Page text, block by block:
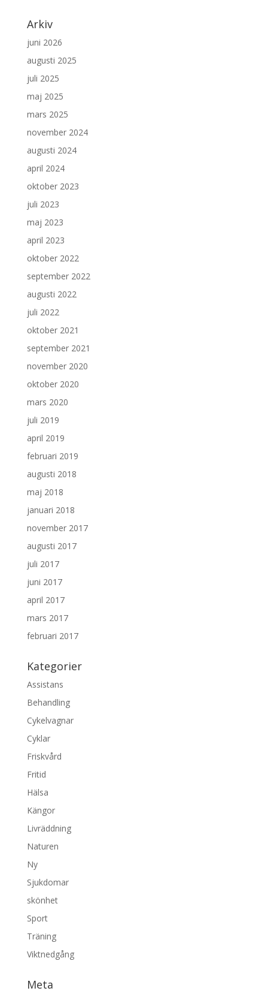
Arkiv
juni 2026
augusti 2025
juli 2025
maj 2025
mars 2025
november 2024
augusti 2024
april 2024
oktober 2023
juli 2023
maj 2023
april 2023
oktober 2022
september 2022
augusti 2022
juli 2022
oktober 2021
september 2021
november 2020
oktober 2020
mars 2020
juli 2019
april 2019
februari 2019
augusti 2018
maj 2018
januari 2018
november 2017
augusti 2017
juli 2017
juni 2017
april 2017
mars 2017
februari 2017
Kategorier
Assistans
Behandling
Cykelvagnar
Cyklar
Friskvård
Fritid
Hälsa
Kängor
Livräddning
Naturen
Ny
Sjukdomar
skönhet
Sport
Träning
Viktnedgång
Meta